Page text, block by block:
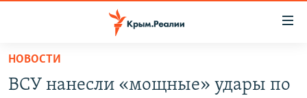
Вернуться
основному
НОВОСТИ
ВСУ нанесли «мощные» удары по